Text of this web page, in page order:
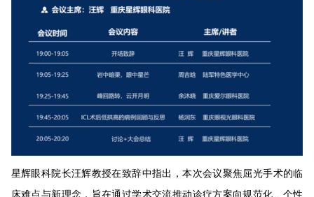
星辉眼科院长汪辉教授在致辞中指出，本次会议聚焦屈光手术的临
床难点与新理念，旨在通过学术交流推动诊疗方案向规范化、个性